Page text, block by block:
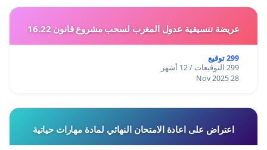
عريضة تنسيقية عدول المغرب لسحب مشروع قانون 16.22
299 توقيع
299 التوقيعات / 12 أشهر
28 Nov 2025
اعتراض على اعادة الامتحان النهائي لمادة مهارات حياتية